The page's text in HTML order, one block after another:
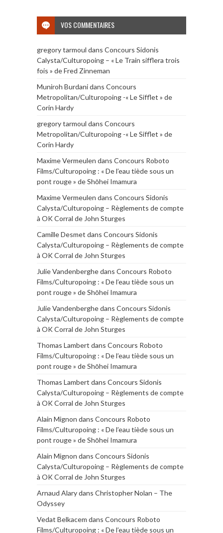
VOS COMMENTAIRES
gregory tarmoul dans Concours Sidonis
Calysta/Culturopoing – « Le Train sifflera trois
fois » de Fred Zinneman
Muniroh Burdanidans Concours
Metropolitan/Culturopoing -« Le Sifflet » de
Corin Hardy
gregory tarmoul dans Concours
Metropolitan/Culturopoing -« Le Sifflet » de
Corin Hardy
Maxime Vermeulen dans Concours Roboto
Films/Culturopoing : « De l’eau tiède sous un
pont rouge » de Shōhei Imamura
Maxime Vermeulen dans Concours Sidonis
Calysta/Culturopoing – Règlements de compte
à OK Corral de John Sturges
Camille Desmet dans Concours Sidonis
Calysta/Culturopoing – Règlements de compte
à OK Corral de John Sturges
Julie Vandenberghedans Concours Roboto
Films/Culturopoing : « De l’eau tiède sous un
pont rouge » de Shōhei Imamura
Julie Vandenberghedans Concours Sidonis
Calysta/Culturopoing – Règlements de compte
à OK Corral de John Sturges
Thomas Lambert dans Concours Roboto
Films/Culturopoing : « De l’eau tiède sous un
pont rouge » de Shōhei Imamura
Thomas Lambert dans Concours Sidonis
Calysta/Culturopoing – Règlements de compte
à OK Corral de John Sturges
Alain Mignon dans Concours Roboto
Films/Culturopoing : « De l’eau tiède sous un
pont rouge » de Shōhei Imamura
Alain Mignon dans Concours Sidonis
Calysta/Culturopoing – Règlements de compte
à OK Corral de John Sturges
Arnaud Alarydans Christopher Nolan – The
Odyssey
Vedat Belkacem dans Concours Roboto
Films/Culturopoing : « De l’eau tiède sous un